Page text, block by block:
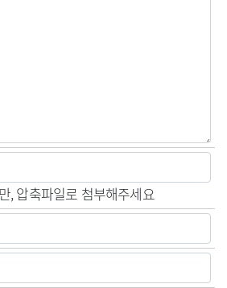
, 압축파일로 첨부해주세요